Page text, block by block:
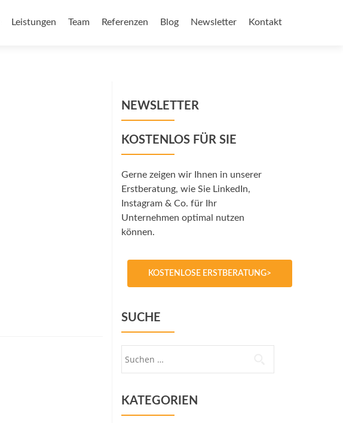
Leistungen Team Referenzen Blog Newsletter Kontakt
NEWSLETTER
KOSTENLOS FÜR SIE
Gerne zeigen wir Ihnen in unserer
Erstberatung, wie Sie LinkedIn,
Instagram & Co. für Ihr
Unternehmen optimal nutzen
können.
KOSTENLOSE ERSTBERATUNG>
SUCHE
KATEGORIEN